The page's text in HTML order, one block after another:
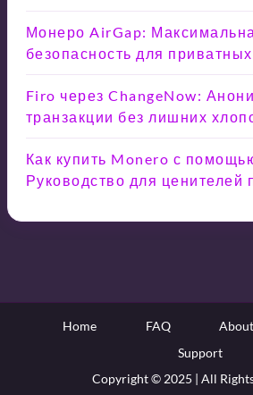
Монеро AirGap:
безопасность для
Firo через ChangeNow:
транзакции без лишних
Как купить Monero с
Руководство для ценителей
Home FAQ About
Support
Copyright © 2025 | All